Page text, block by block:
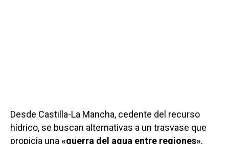
Desde Castilla-La Mancha, cedente del recurso
hídrico, se buscan alternativas a un trasvase que
propicia una«guerra del agua entre regiones»,